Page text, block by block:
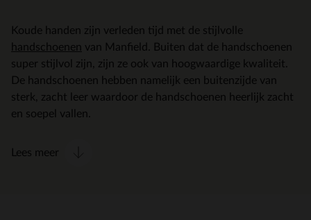
Koude handen zijn verleden tijd met de stijlvolle
handschoenen van Manfield. Buiten dat de handschoenen
super stijlvol zijn, zijn ze ook van hoogwaardige kwaliteit.
De handschoenen hebben namelijk een buitenzijde van
sterk, zacht leer waardoor de handschoenen heerlijk zacht
en soepel vallen.
Lees meer